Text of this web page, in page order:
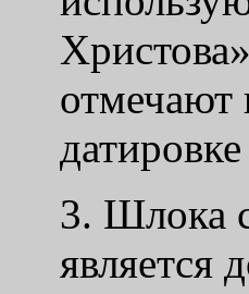
отмечают
3. Шлока
является